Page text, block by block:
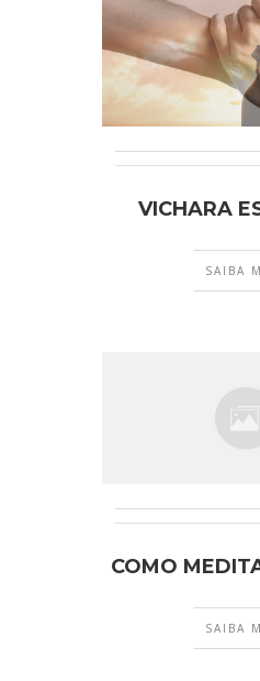
VICHARA
SAIBA
COMO
SAIBA